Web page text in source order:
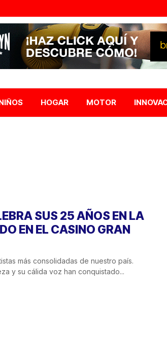
HOGAR MOTOR
SUS 25 AÑOS EN LA
EN EL CASINO GRAN
más consolidadas de nuestro país.
y su cálida voz han conquistado...